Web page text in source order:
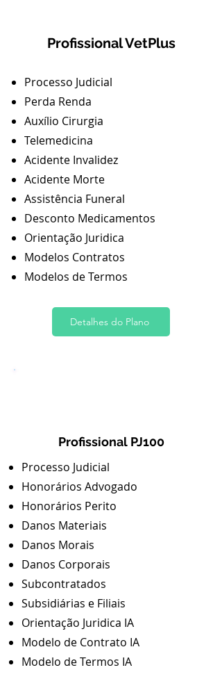
Profissional VetPlus
Processo Judicial
Perda Renda
Auxílio Cirurgia
Telemedicina
Acidente Invalidez
Acidente Morte
Assistência Funeral
Desconto Medicamentos
Orientação Juridica
Modelos Contratos
Modelos de Termos
Detalhes do Plano
Profissional PJ100
Processo Judicial
Honorários Advogado
Honorários Perito
Danos Materiais
Danos Morais
Danos Corporais
Subcontratados
Subsidiárias e Filiais
Orientação Juridica IA
Modelo de Contrato IA
Modelo de Termos IA